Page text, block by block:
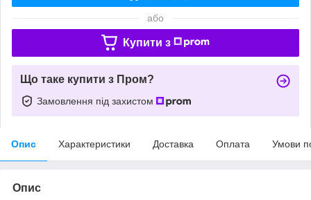
або
Купити з
Що таке купити з Пром?
Замовлення під захистом
Опис Характеристики Доставка Оплата Умови
Опис